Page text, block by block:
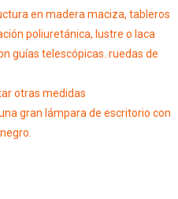
en madera maciza, tableros
poliuretánica, lustre o laca
guías telescópicas. ruedas de
otras medidas
gran lámpara de escritorio con